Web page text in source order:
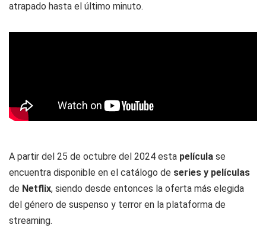
atrapado hasta el último minuto.
A partir del 25 de octubre del 2024 esta película se
encuentra disponible en el catálogo de series y películas
de Netflix, siendo desde entonces la oferta más elegida
del género de suspenso y terror en la plataforma de
streaming.